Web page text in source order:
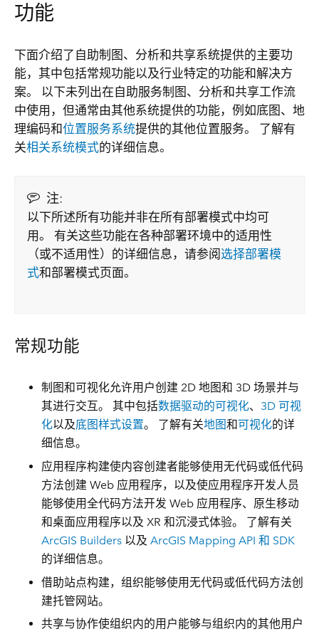
功能
下面介绍了自助制图、分析和共享系统提供的主要功
能，其中包括常规功能以及行业特定的功能和解决方
案。 以下未列出在自助服务制图、分析和共享工作流
中使用，但通常由其他系统提供的功能，例如底图、地
理编码和位置服务系统提供的其他位置服务。 了解有
关相关系统模式的详细信息。
注:
以下所述所有功能并非在所有部署模式中均可
用。 有关这些功能在各种部署环境中的适用性
（或不适用性）的详细信息，请参阅选择部署模
式和部署模式页面。
常规功能
制图和可视化允许用户创建 2D 地图和 3D 场景并与
其进行交互。 其中包括数据驱动的可视化、 3D 可视
化以及底图样式设置。 了解有关地图和可视化的详
细信息。
应用程序构建使内容创建者能够使用无代码或低代码
方法创建 Web 应用程序，以及使应用程序开发人员
能够使用全代码方法开发 Web 应用程序、原生移动
和桌面应用程序以及 XR 和沉浸式体验。 了解有关
ArcGIS Builders 以及ArcGIS Mapping API 和 SDK
的详细信息。
借助站点构建，组织能够使用无代码或低代码方法创
建托管网站。
共享与协作使组织内的用户能够与组织内的其他用户